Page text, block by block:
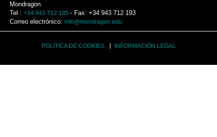
Mondragon
Tel.: +34 943 712 185 - Fax: +34 943 712 193
Correo electrónico: info@mondragon.edu
POLÍTICA DE COOKIES INFORMACIÓN LEGAL